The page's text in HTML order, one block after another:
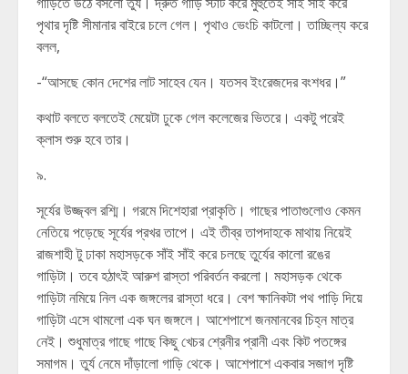
পৃথার দৃষ্টি সীমানার বাইরে চলে গেল। পৃথাও ভেংচি কাটলো। তাচ্ছিল্য করে
বলল,
-“আসছে কোন দেশের লাট সাহেব যেন। যতসব ইংরেজদের বংশধর।”
কথাট বলতে বলতেই মেয়েটা ঢুকে গেল কলেজের ভিতরে। একটু পরেই
ক্লাস শুরু হবে তার।
৯.
সূর্যের উজ্জ্বল রশ্মি। গরমে দিশেহারা প্রাকৃতি। গাছের পাতাগুলোও কেমন
নেতিয়ে পড়েছে সূর্যের প্রখর তাপে। এই তীব্র তাপদাহকে মাথায় নিয়েই
রাজশাহী টু ঢাকা মহাসড়কে সাঁই সাঁই করে চলছে তুর্যের কালো রঙের
গাড়িটা। তবে হঠাৎই আরুশ রাস্তা পরিবর্তন করলো। মহাসড়ক থেকে
গাড়িটা নমিয়ে নিল এক জঙ্গলের রাস্তা ধরে। বেশ ক্ষানিকটা পথ পাড়ি দিয়ে
গাড়িটা এসে থামলো এক ঘন জঙ্গলে। আশেপাশে জনমানবের চিহ্ন মাত্র
নেই। শুধুমাত্র গাছে গাছে কিছু খেচর শ্রেনীর প্রানী এবং কিট পতঙ্গের
সমাগম। তুর্য নেমে দাঁড়ালো গাড়ি থেকে। আশেপাশে একবার সজাগ দৃষ্টি